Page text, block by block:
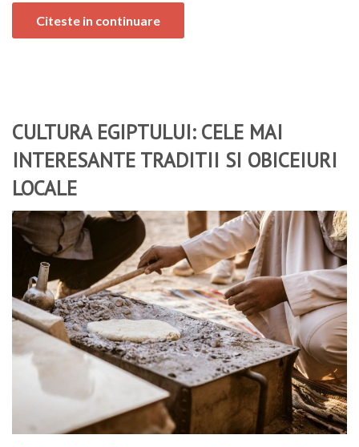
Citeste in continuare
CULTURA EGIPTULUI: CELE MAI
INTERESANTE TRADITII SI OBICEIURI
LOCALE